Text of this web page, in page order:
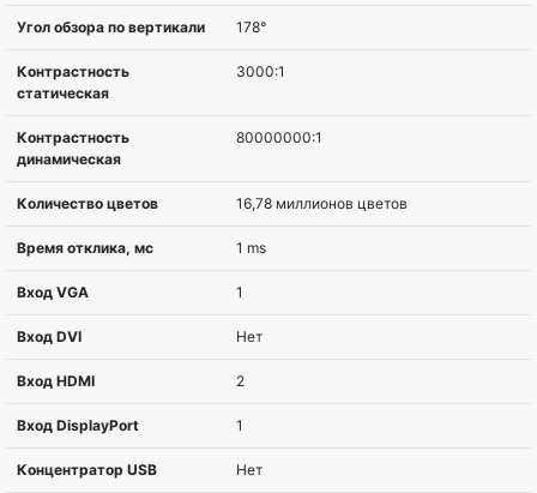
Диагональ 80 cm (31.5″)
Соотношение сторон
Разрешение
Тип матрицы VA
Изогнутый экран